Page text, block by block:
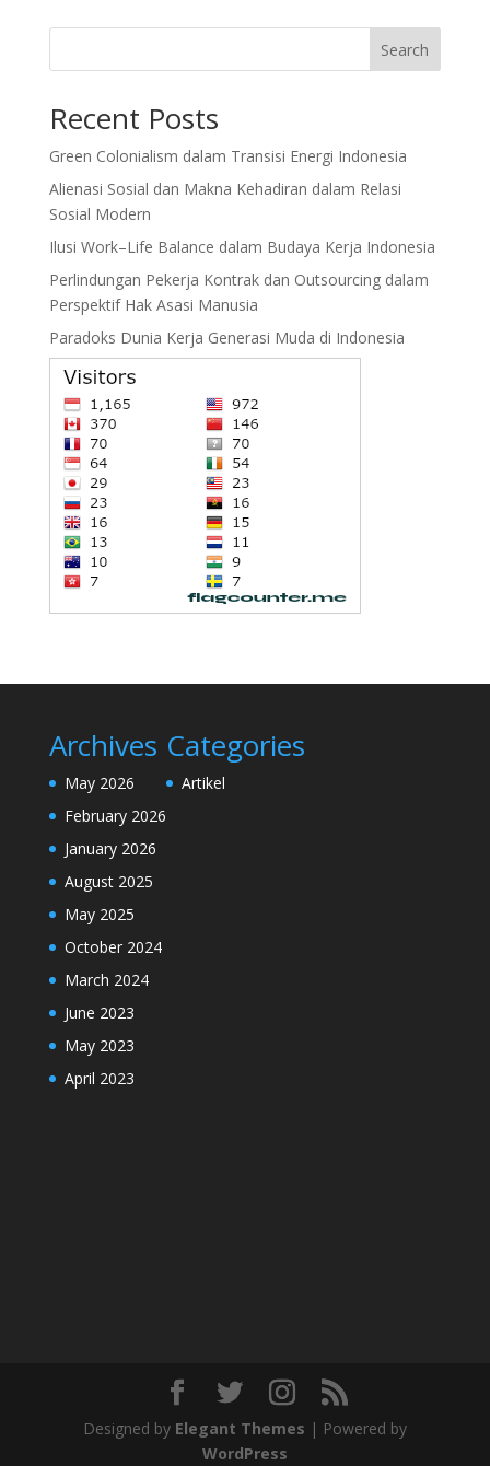
Search
Recent Posts
Green Colonialism dalam Transisi Energi Indonesia
Alienasi Sosial dan Makna Kehadiran dalam Relasi
Sosial Modern
Ilusi Work–Life Balance dalam Budaya Kerja Indonesia
Perlindungan Pekerja Kontrak dan Outsourcing dalam
Perspektif Hak Asasi Manusia
Paradoks Dunia Kerja Generasi Muda di Indonesia
Archives
May 2026
February 2026
January 2026
August 2025
May 2025
October 2024
March 2024
June 2023
May 2023
April 2023
Categories
Artikel
Designed by Elegant Themes | Powered by
WordPress